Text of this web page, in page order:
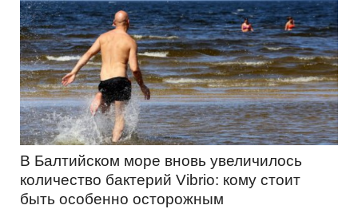
В Балтийском море вновь увеличилось
количество бактерий Vibrio: кому стоит
быть особенно осторожным